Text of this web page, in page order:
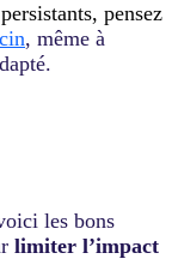
pensez
, même à
les bons
limiter l’impact